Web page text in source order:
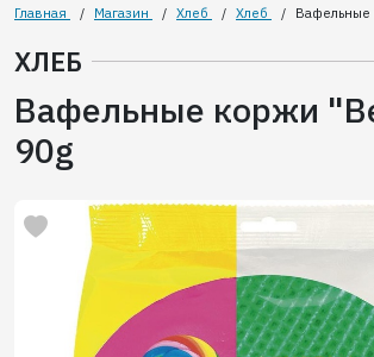
Главная / Магазин / Хлеб / Хлеб / Вафельные
ХЛЕБ
Вафельные коржи
90g